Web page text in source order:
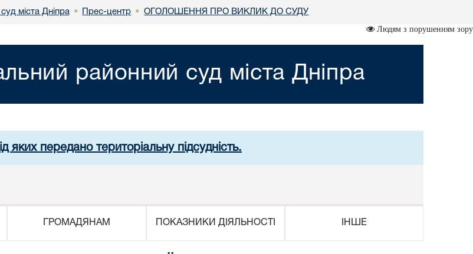
міста Дніпра • Прес-центр • ОГОЛОШЕННЯ ПРО ВИКЛИК ДО СУДУ
Людям з порушенням зору
районний суд міста Дніпра
яких передано територіальну підсудність.
ГРОМАДЯНАМ ПОКАЗНИКИ ДІЯЛЬНОСТІ ІНШЕ